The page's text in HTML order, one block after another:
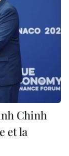
Chinh
et la